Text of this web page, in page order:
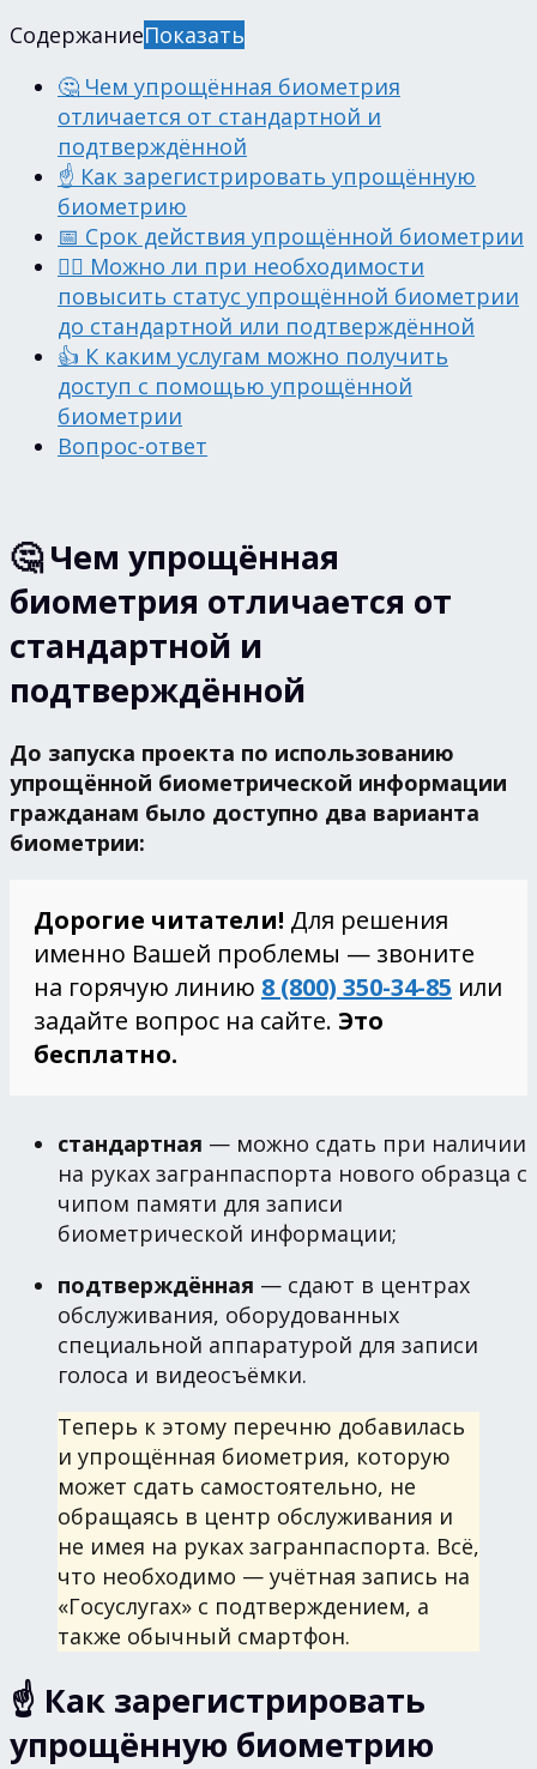
СодержаниеПоказать
🤔 Чем упрощённая биометрия
отличается от стандартной и
подтверждённой
☝️ Как зарегистрировать упрощённую
биометрию
📅 Срок действия упрощённой биометрии
🙋‍♂️ Можно ли при необходимости
повысить статус упрощённой биометрии
до стандартной или подтверждённой
👍 К каким услугам можно получить
доступ с помощью упрощённой
биометрии
Вопрос-ответ
🤔 Чем упрощённая
биометрия отличается от
стандартной и
подтверждённой
До запуска проекта по использованию
упрощённой биометрической информации
гражданам было доступно два варианта
биометрии:
Дорогие читатели! Для решения
именно Вашей проблемы — звоните
на горячую линию 8 (800) 350-34-85 или
задайте вопрос на сайте. Это
бесплатно.
стандартная — можно сдать при наличии
на руках загранпаспорта нового образца с
чипом памяти для записи
биометрической информации;
подтверждённая — сдают в центрах
обслуживания, оборудованных
специальной аппаратурой для записи
голоса и видеосъёмки.
Теперь к этому перечню добавилась
и упрощённая биометрия, которую
может сдать самостоятельно, не
обращаясь в центр обслуживания и
не имея на руках загранпаспорта. Всё,
что необходимо — учётная запись на
«Госуслугах» с подтверждением, а
также обычный смартфон.
☝️ Как зарегистрировать
упрощённую биометрию